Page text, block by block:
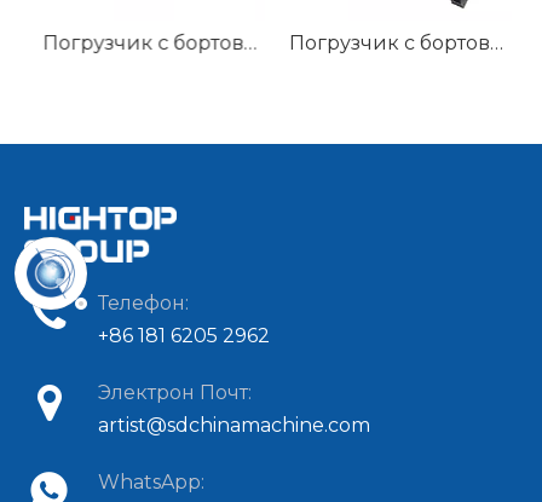
Погрузчик с бортовым поворотом HTS530 Погрузчик с бортовым поворотом HT360W
Телефон:
+86 181 6205 2962
Электрон Почт:
artist@sdchinamachine.com
WhatsApp: